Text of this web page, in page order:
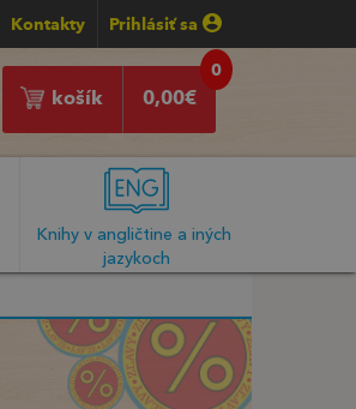
Kontakty Prihlásiť sa
0
0,00€
košík
Knihy v angličtine a iných
jazykoch